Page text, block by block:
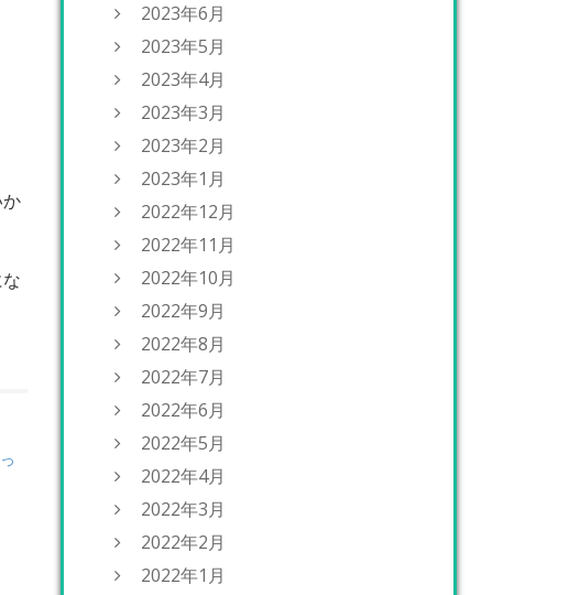
2023年6月
2023年5月
2023年4月
2023年3月
2023年2月
2023年1月
2022年12月
2022年11月
2022年10月
2022年9月
2022年8月
2022年7月
2022年6月
2022年5月
2022年4月
2022年3月
2022年2月
2022年1月